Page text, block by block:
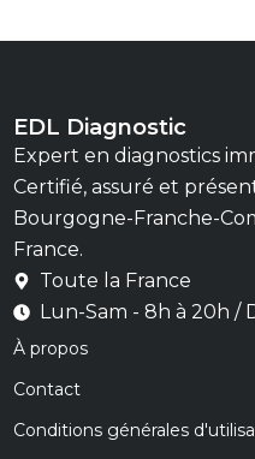
EDL Diagnostic
Expert en diagnostics
Certifié, assuré et
Bourgogne-Franche-
France.
Toute la France
Lun-Sam - 8h à 20h /
À propos
Contact
Conditions générales